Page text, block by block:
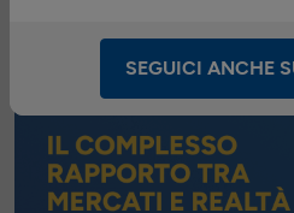
SEGUICI ANCHE